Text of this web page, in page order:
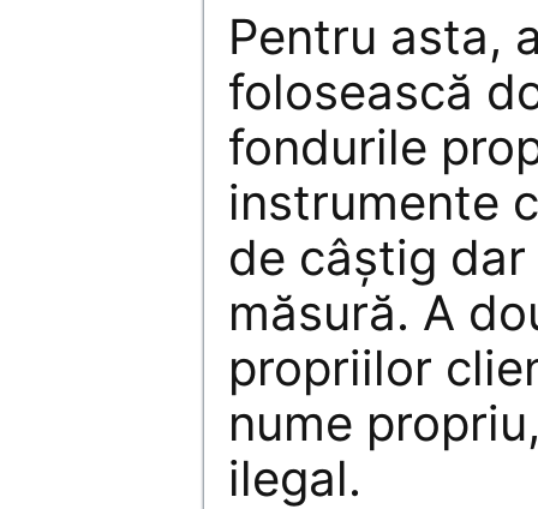
Pentru asta,
folosească
fondurile
instrumente
de câştig
măsură. A
propriilor
nume
ilegal.